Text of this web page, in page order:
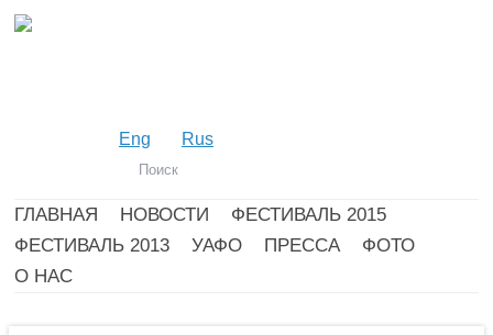
Eng Rus
ГЛАВНАЯ НОВОСТИ
ФЕСТИВАЛЬ 2015
ФЕСТИВАЛЬ 2013
УАФО ПРЕССА
ФОТО
О НАС